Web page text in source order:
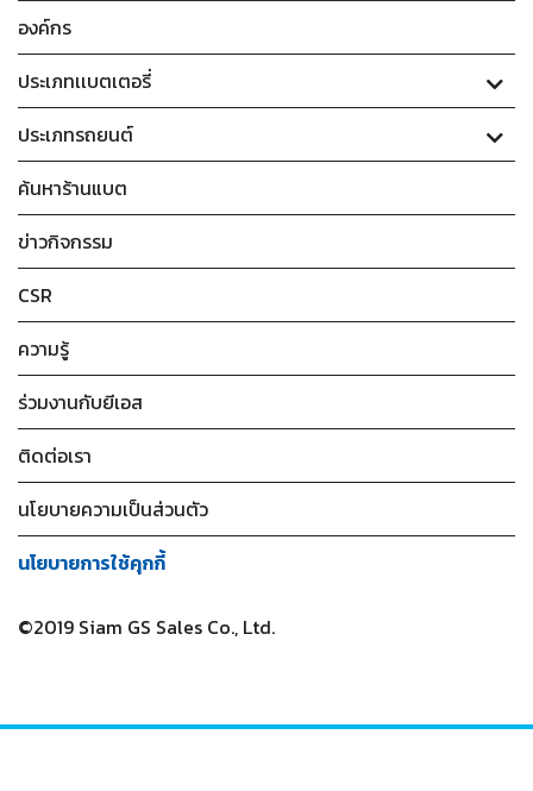
องค์กร
ประเภทเเบตเตอรี่
ประเภทรถยนต์
ค้นหาร้านแบต
ข่าวกิจกรรม
CSR
ความรู้
ร่วมงานกับยีเอส
ติดต่อเรา
นโยบายความเป็นส่วนตัว
นโยบายการใช้คุกกี้
©2019 Siam GS Sales Co., Ltd.